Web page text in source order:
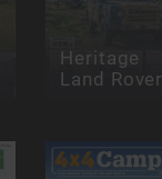
Heritage
Land